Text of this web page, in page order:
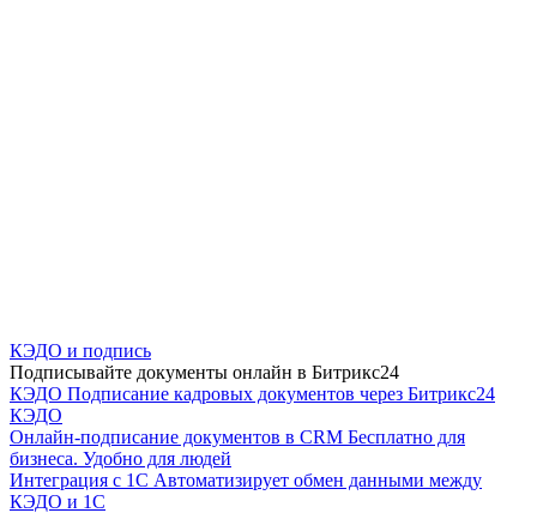
КЭДО и подпись
Подписывайте документы онлайн в Битрикс24
КЭДО Подписание кадровых документов через Битрикс24
КЭДО
Онлайн-подписание документов в CRM Бесплатно для
бизнеса. Удобно для людей
Интеграция с 1С Автоматизирует обмен данными между
КЭДО и 1С